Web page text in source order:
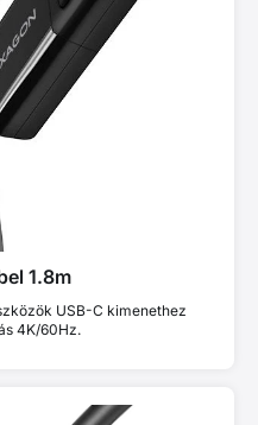
1.8m
USB-C kimenethez
4K/60Hz.